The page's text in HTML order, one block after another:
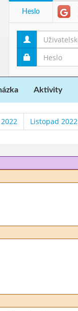
Heslo
Aktivity
Listopad 2022